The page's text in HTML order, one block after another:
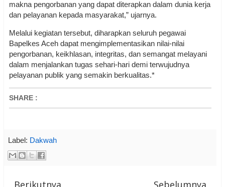
makna pengorbanan yang dapat diterapkan dalam dunia kerja
dan pelayanan kepada masyarakat,” ujarnya.
Melalui kegiatan tersebut, diharapkan seluruh pegawai
Bapelkes Aceh dapat mengimplementasikan nilai-nilai
pengorbanan, keikhlasan, integritas, dan semangat melayani
dalam menjalankan tugas sehari-hari demi terwujudnya
pelayanan publik yang semakin berkualitas.*
SHARE :
Label: Dakwah